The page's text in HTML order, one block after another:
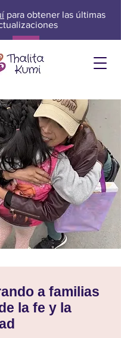
para obtener las últimas
a familias
la fe y la